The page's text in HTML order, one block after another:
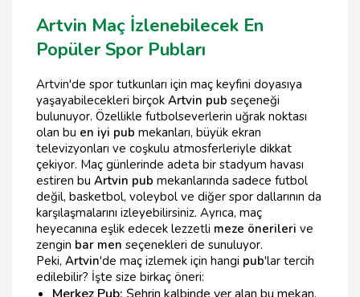
Artvin Maç İzlenebilecek En
Popüler Spor Pubları
Artvin'de spor tutkunları için maç keyfini doyasıya
yaşayabilecekleri birçok Artvin pub seçeneği
bulunuyor. Özellikle futbolseverlerin uğrak noktası
olan bu en iyi pub mekanları, büyük ekran
televizyonları ve coşkulu atmosferleriyle dikkat
çekiyor. Maç günlerinde adeta bir stadyum havası
estiren bu Artvin pub mekanlarında sadece futbol
değil, basketbol, voleybol ve diğer spor dallarının da
karşılaşmalarını izleyebilirsiniz. Ayrıca, maç
heyecanına eşlik edecek lezzetli meze önerileri ve
zengin bar men seçenekleri de sunuluyor.
Peki, Artvin'de maç izlemek için hangi pub'lar tercih
edilebilir? İşte size birkaç öneri: